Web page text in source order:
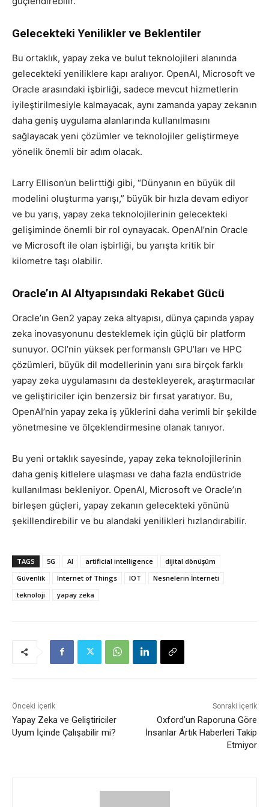
Gelecekteki Yenilikler ve Beklentiler
Bu ortaklık, yapay zeka ve bulut teknolojileri alanında
gelecekteki yeniliklere kapı aralıyor. OpenAI, Microsoft ve
Oracle arasındaki işbirliği, sadece mevcut hizmetlerin
iyileştirilmesiyle kalmayacak, aynı zamanda yapay zekanın
daha geniş uygulama alanlarında kullanılmasını
sağlayacak yeni çözümler ve teknolojiler geliştirmeye
yönelik önemli bir adım olacak.
Larry Ellison’un belirttiği gibi, “Dünyanın en büyük dil
modelini oluşturma yarışı,” büyük bir hızla devam ediyor
ve bu yarış, yapay zeka teknolojilerinin gelecekteki
gelişiminde önemli bir rol oynayacak. OpenAI’nin Oracle
ve Microsoft ile olan işbirliği, bu yarışta kritik bir
kilometre taşı olabilir.
Oracle’ın AI Altyapısındaki Rekabet Gücü
Oracle’ın Gen2 yapay zeka altyapısı, dünya çapında yapay
zeka inovasyonunu desteklemek için güçlü bir platform
sunuyor. OCI’nin yüksek performanslı GPU’ları ve HPC
çözümleri, büyük dil modellerinin yanı sıra birçok farklı
yapay zeka uygulamasını da destekleyerek, araştırmacılar
ve geliştiriciler için benzersiz bir fırsat yaratıyor. Bu,
OpenAI’nin yapay zeka iş yüklerini daha verimli bir şekilde
yönetmesine ve ölçeklendirmesine olanak tanıyor.
Bu yeni ortaklık sayesinde, yapay zeka teknolojilerinin
daha geniş kitlelere ulaşması ve daha fazla endüstride
kullanılması bekleniyor. OpenAI, Microsoft ve Oracle’ın
birleşen güçleri, yapay zekanın gelecekteki yönünü
şekillendirebilir ve bu alandaki yenilikleri hızlandırabilir.
TAGS 5G AI artificial intelligence
dijital dönüşüm
Güvenlik
Internet of Things IOT
Nesnelerin İnterneti
teknoloji
yapay zeka
Önceki İçerik
Yapay Zeka ve Geliştiriciler
Uyum İçinde Çalışabilir mi?
Sonraki İçerik
Oxford’un Raporuna Göre
İnsanlar Artık Haberleri Takip
Etmiyor